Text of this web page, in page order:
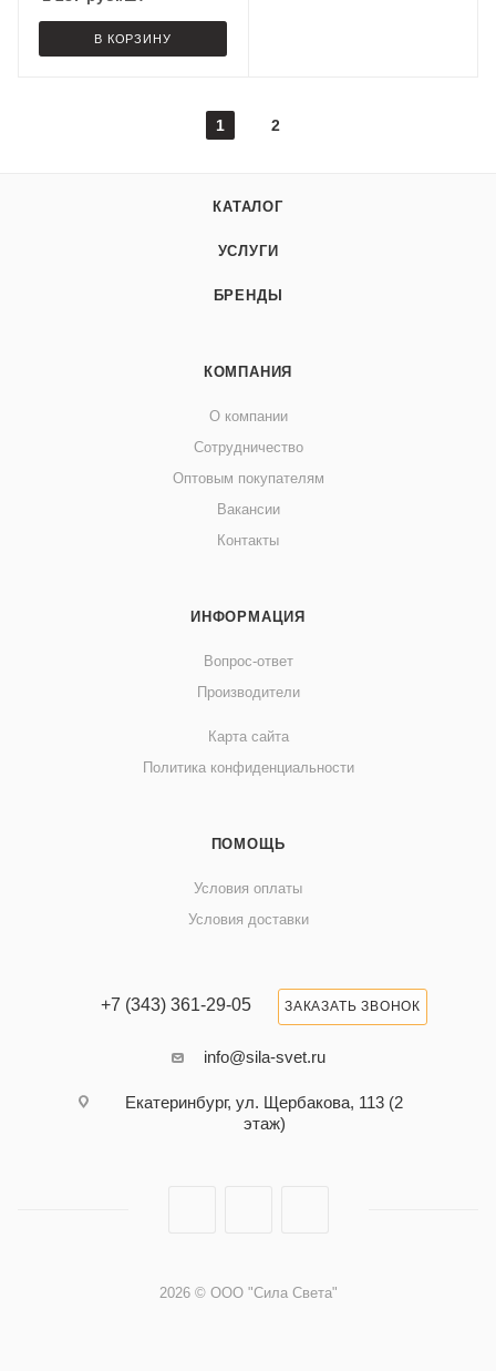
В КОРЗИНУ
1 2
КАТАЛОГ
УСЛУГИ
БРЕНДЫ
КОМПАНИЯ
О компании
Сотрудничество
Оптовым покупателям
Вакансии
Контакты
ИНФОРМАЦИЯ
Вопрос-ответ
Производители
Карта сайта
Политика конфиденциальности
ПОМОЩЬ
Условия оплаты
Условия доставки
+7 (343) 361-29-05 ЗАКАЗАТЬ ЗВОНОК
info@sila-svet.ru
Екатеринбург, ул. Щербакова, 113 (2
этаж)
2026 © ООО "Сила Света"